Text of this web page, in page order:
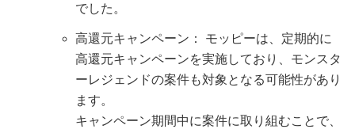
でした。
高還元キャンペーン： モッピーは、定期的に
高還元キャンペーンを実施しており、モンスタ
ーレジェンドの案件も対象となる可能性があり
ます。
キャンペーン期間中に案件に取り組むことで、